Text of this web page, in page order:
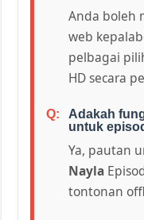
Anda boleh
web
pelbagai
HD secara
Adakah
untuk
Ya, pautan
Nayla
tontonan